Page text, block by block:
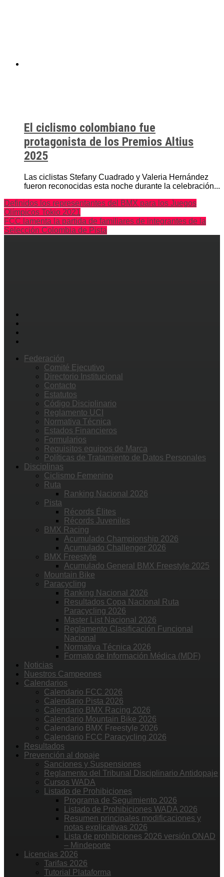
El ciclismo colombiano fue
protagonista de los Premios Altius
2025
Las ciclistas Stefany Cuadrado y Valeria Hernández
fueron reconocidas esta noche durante la celebración...
Definidos los representantes del BMX para los Juegos
Olímpicos Tokio 2021
FCC lamenta la partida de familiares de integrantes de la
Selección Colombia de Pista
Federación
Comité Ejecutivo
Directorio Institucional
Contacto
Estatutos
Código Disciplinario
Reglamento UCI
Normativa Técnica
Estados Financieros
Formularios
Requisitos equipos de Marca
Políticas de Tratamiento de Datos Personales
Disciplinas
Ciclismo Femenino
Ruta
Ranking Nacional 2026
Pista
Récords Élites
Récords Juveniles
BMX Racing
Acumulado Championship 2026
Acumulado Challenger 2026
BMX Freestyle
Acumulado General BMX Freestyle 2025
Mountain Bike
Paracycling
Ranking Nacional 2026
Resultados Copa Nacional Ruta
Paracycling 2026
Master List Nacional 2026
Reglamento Clasificación Funcional
Nacional
Normativa Técnica 2026
Formato de Información Médica (MDF)
Noticias
Nuestros Campeones
Calendarios
Calendario FCC 2026
Calendario Pista 2026
Calendario BMX Racing 2026
Calendario Mountain Bike 2026
Calendario BMX Freestyle 2026
Calendario FCC Paracycling 2026
Resultados
Prevención al dopaje
Sanciones y Suspensiones
Reglamento del Tribunal Disciplinario Antidopaje
Cursos WADA
Listado de Prohibiciones
Programa de Seguimiento 2026
Listado de Prohibiciones WADA 2026
Resumen principales modificaciones y
notas explicativas 2026
Lista de prohibiciones 2026 versión ONAD
– Mindeporte
Licencias 2026
Tarifas 2026
Tutorial Plataforma